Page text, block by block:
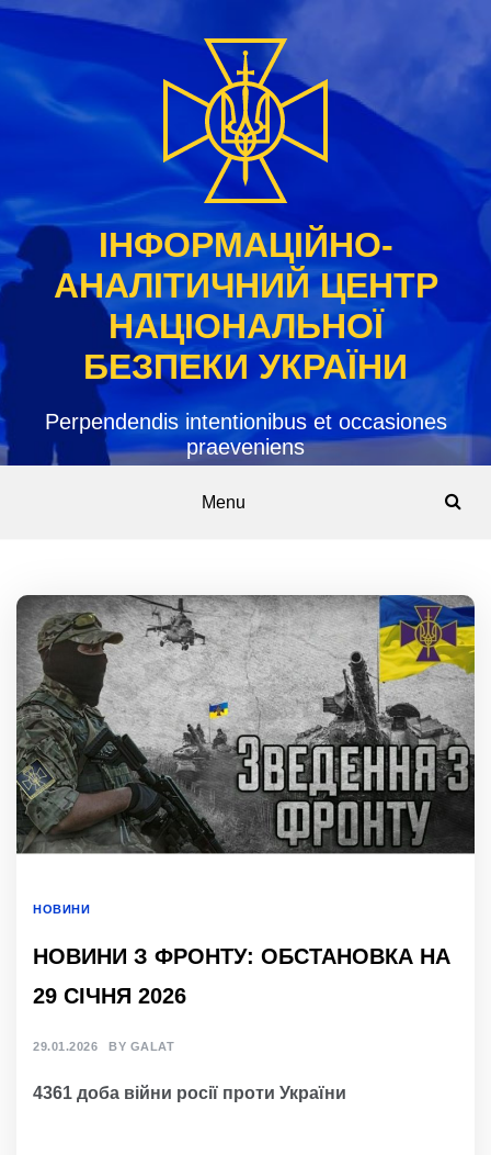
Skip
content
ІНФОРМАЦІЙНО-
АНАЛІТИЧНИЙ ЦЕНТР
НАЦІОНАЛЬНОЇ
БЕЗПЕКИ УКРАЇНИ
Perpendendis intentionibus et occasiones
praeveniens
Menu
НОВИНИ
НОВИНИ З ФРОНТУ: ОБСТАНОВКА НА
29 СІЧНЯ 2026
29.01.2026 BY GALAT
4361 доба війни росії проти України